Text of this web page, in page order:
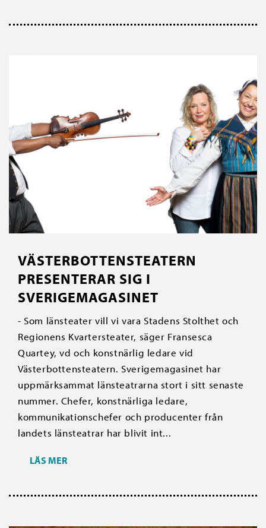
VÄSTERBOTTENSTEATERN
PRESENTERAR SIG I
SVERIGEMAGASINET
- Som länsteater vill vi vara Stadens Stolthet och
Regionens Kvartersteater, säger Fransesca
Quartey, vd och konstnärlig ledare vid
Västerbottensteatern. Sverigemagasinet har
uppmärksammat länsteatrarna stort i sitt senaste
nummer. Chefer, konstnärliga ledare,
kommunikationschefer och producenter från
landets länsteatrar har blivit int...
LÄS MER